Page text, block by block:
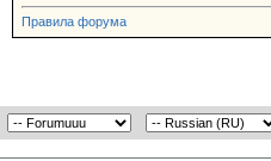
Правила форума